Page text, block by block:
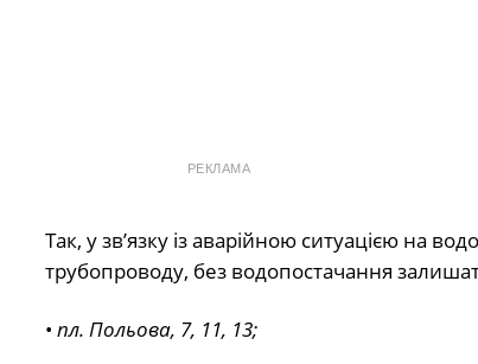
РЕКЛАМА
Так, у зв’язку із аварійною ситуацією на
трубопроводу, без водопостачання
• пл. Польова, 7, 11, 13;